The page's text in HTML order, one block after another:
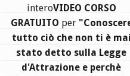
interoVIDEO CORSO
GRATUITO per
tutto ciò che non ti è mai
stato detto sulla Legge
d'Attrazione e perchè